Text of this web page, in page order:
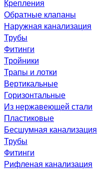
Крепления
Обратные клапаны
Наружная канализация
Трубы
Фитинги
Тройники
Трапы и лотки
Вертикальные
Горизонтальные
Из нержавеющей стали
Пластиковые
Бесшумная канализация
Трубы
Фитинги
Рифленая канализация